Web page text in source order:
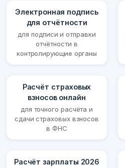
Электронная подпись
для отчётности
для подписи и отправки
отчётности в
контролирующие органы
Расчёт страховых
взносов онлайн
для точного расчёта и
сдачи страховых взносов
в ФНС
Расчёт зарплаты 2026